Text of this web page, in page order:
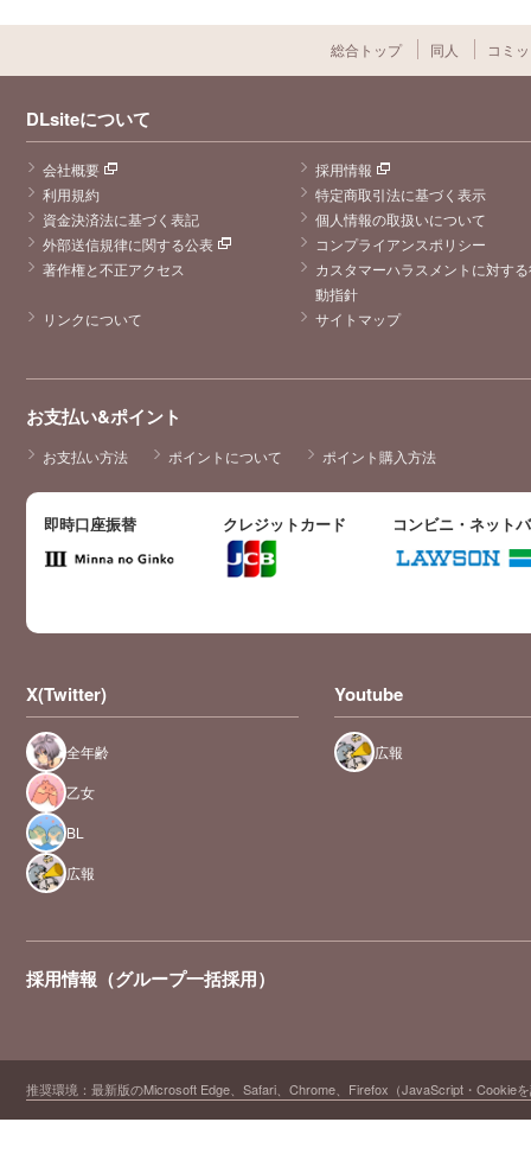
総合トップ 同人 コミ
DLsiteについて
会社概要
採用情報
利用規約
特定商取引法に基づく表示
資金決済法に基づく表記
個人情報の取扱いについて
外部送信規律に関する公表
コンプライアンスポリシー
著作権と不正アクセス
カスタマーハラスメントに対す
動指針
リンクについて
サイトマップ
お支払い&ポイント
お支払い方法 ポイントについて ポイント購入方法
即時口座振替 クレジットカード コンビニ・ネット
X(Twitter)
全年齢
乙女
BL
広報
Youtube
広報
採用情報（グループ一括採用）
推奨環境：最新版のMicrosoft Edge、Safari、Chrome、Firefox（JavaScript・Cookie